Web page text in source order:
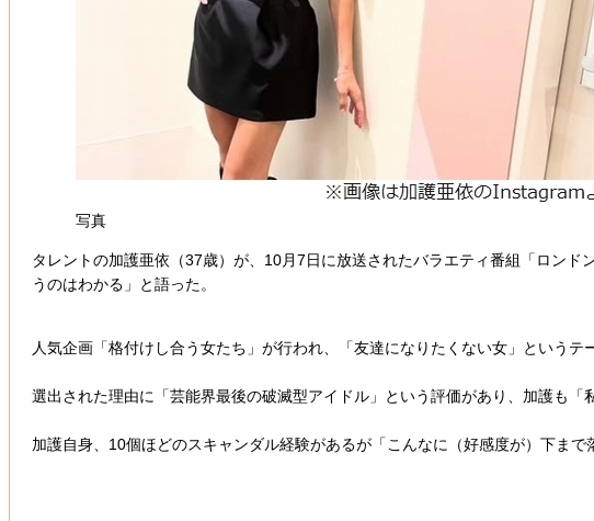
写真
タレントの加護亜依（37歳）が、10月7日に放送されたバラエティ番組「ロン
うのはわかる」と語った。
人気企画「格付けし合う女たち」が行われ、「友達になりたくない女」という
選出された理由に「芸能界最後の破滅型アイドル」という評価があり、加護も
加護自身、10個ほどのスキャンダル経験があるが「こんなに（好感度が）下ま